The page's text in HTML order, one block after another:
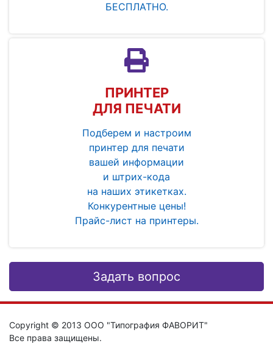
БЕСПЛАТНО.
ПРИНТЕР
ДЛЯ ПЕЧАТИ
Подберем и настроим
принтер для печати
вашей информации
и штрих-кода
на наших этикетках.
Конкурентные цены!
Прайс-лист на принтеры.
Задать вопрос
Copyright © 2013 ООО "Типография ФАВОРИТ"
Все права защищены.